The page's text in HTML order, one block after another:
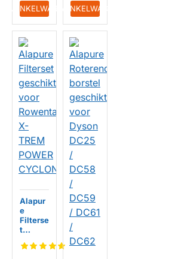
IN WINKELWAGENIN WINKELWAGEN
Alapur
e
Filterse
t
kt voor